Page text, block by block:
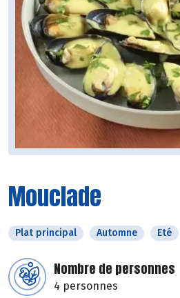
Mouclade
Plat principal Automne Eté
Nombre de personnes
4 personnes